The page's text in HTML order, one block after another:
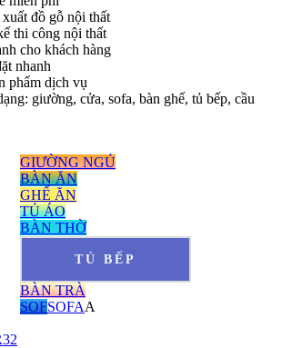
đồ gỗ nội thất
thi công nội thất
cho khách hàng
nhanh
phẩm dịch vụ
giường, cửa, sofa, bàn ghế, tủ bếp, cầu
GIƯỜNG NGỦ
BÀN ĂN
GHẾ ĂN
TỦ ÁO
BÀN THỜ
TỦ BẾP
BÀN TRÀ
SOFSOFAA